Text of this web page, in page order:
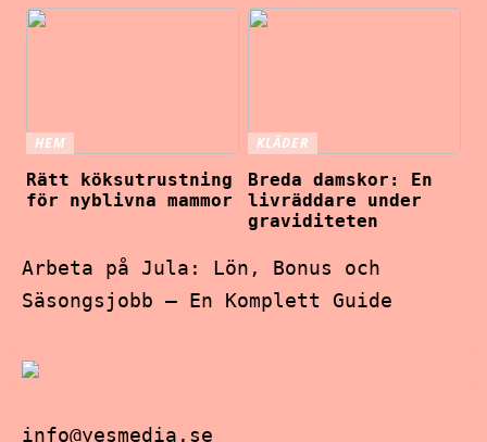
HEM
Rätt köksutrustning
för nyblivna mammor
KLÄDER
Breda damskor: En
livräddare under
graviditeten
Arbeta på Jula: Lön, Bonus och
Säsongsjobb – En Komplett Guide
info@yesmedia.se